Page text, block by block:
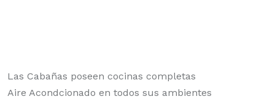
Las Cabañas poseen cocinas completas
Aire Acondcionado en todos sus ambientes